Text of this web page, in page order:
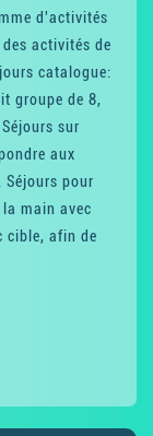
d'activités
activités de
catalogue:
groupe de 8,
sur
aux
Séjours pour
main avec
cible, afin de